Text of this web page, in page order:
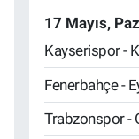
17 Mayıs,
Kayserispor -
Fenerbahçe -
Trabzonspor -